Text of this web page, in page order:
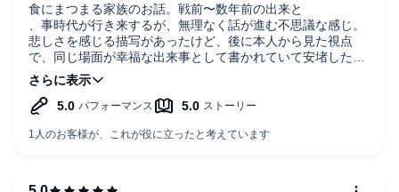
食にまつまる家族のお話。戦前〜数年前の出来と
、事時代が行き来するが、無理なく話が進む不思議な感じ。
悲しさを感じる描写があったけど、後に本人から見た視点
で、同じ場面が幸福な出来事として書かれていて安堵した。
映画になってほしいな。